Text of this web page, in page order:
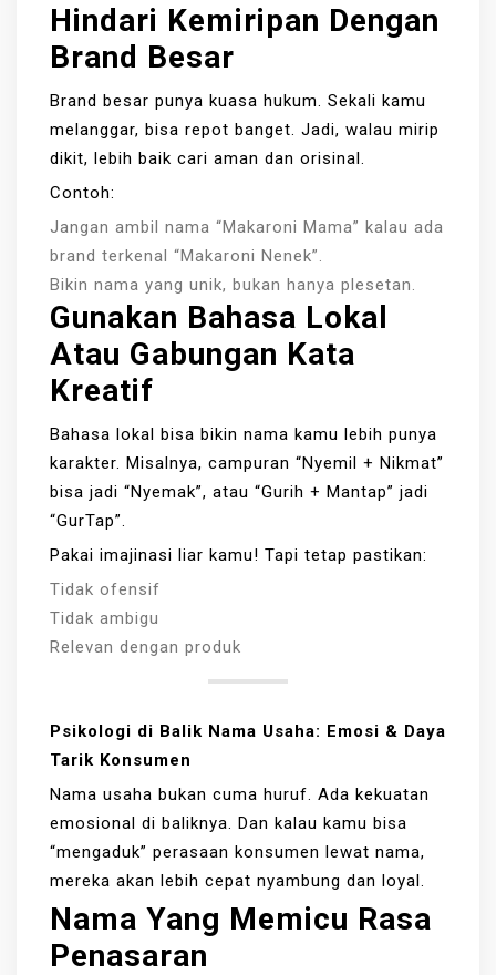
Hindari Kemiripan Dengan
Brand Besar
Brand besar punya kuasa hukum. Sekali kamu
melanggar, bisa repot banget. Jadi, walau mirip
dikit, lebih baik cari aman dan orisinal.
Contoh:
Jangan ambil nama “Makaroni Mama” kalau ada
brand terkenal “Makaroni Nenek”.
Bikin nama yang unik, bukan hanya plesetan.
Gunakan Bahasa Lokal
Atau Gabungan Kata
Kreatif
Bahasa lokal bisa bikin nama kamu lebih punya
karakter. Misalnya, campuran “Nyemil + Nikmat”
bisa jadi “Nyemak”, atau “Gurih + Mantap” jadi
“GurTap”.
Pakai imajinasi liar kamu! Tapi tetap pastikan:
Tidak ofensif
Tidak ambigu
Relevan dengan produk
Psikologi di Balik Nama Usaha: Emosi & Daya
Tarik Konsumen
Nama usaha bukan cuma huruf. Ada kekuatan
emosional di baliknya. Dan kalau kamu bisa
“mengaduk” perasaan konsumen lewat nama,
mereka akan lebih cepat nyambung dan loyal.
Nama Yang Memicu Rasa
Penasaran